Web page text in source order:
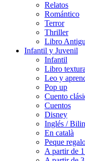
Relatos
Romántico
Terror
Thriller
Libro
Infantil y Juvenil
Infantil
Libro
Leo y
Pop up
Cuento
Cuentos
Disney
Inglés /
En català
Peque
A partir de